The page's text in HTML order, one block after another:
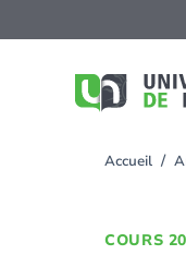
au
You
Accueil
COURS